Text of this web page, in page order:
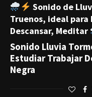
Sonido de
Truenos, ideal para
Descansar, Meditar
Sonido Lluvia
Estudiar Trabajar
Negra